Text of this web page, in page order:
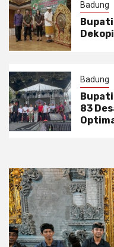
Badung
Bupati
Badung
Bupati
83